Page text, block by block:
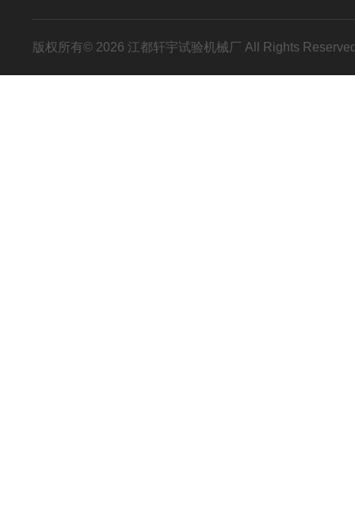
版权所有© 2026 江都轩宇试验机械厂 All Rights